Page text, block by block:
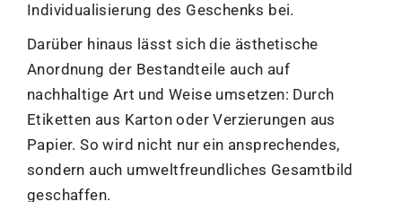
Individualisierung des Geschenks bei.
Darüber hinaus lässt sich die ästhetische
Anordnung der Bestandteile auch auf
nachhaltige Art und Weise umsetzen: Durch
Etiketten aus Karton oder Verzierungen aus
Papier. So wird nicht nur ein ansprechendes,
sondern auch umweltfreundliches Gesamtbild
geschaffen.